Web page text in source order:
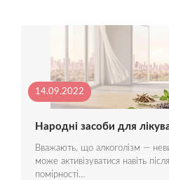
14.09.2022
Народні засоби для
Вважають, що алкоголізм —
може активізуватися навіть
помірності…